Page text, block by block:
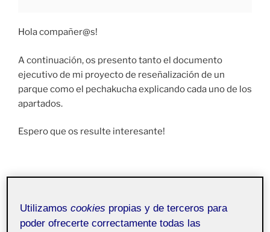
Hola compañer@s!
A continuación, os presento tanto el documento
ejecutivo de mi proyecto de reseñalización de un
parque como el pechakucha explicando cada uno de los
apartados.
Espero que os resulte interesante!
Utilizamoscookies propias y de terceros para
poder ofrecerte correctamente todas las